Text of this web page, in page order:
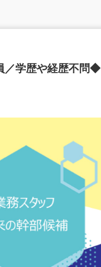
／学歴や経歴不問◆